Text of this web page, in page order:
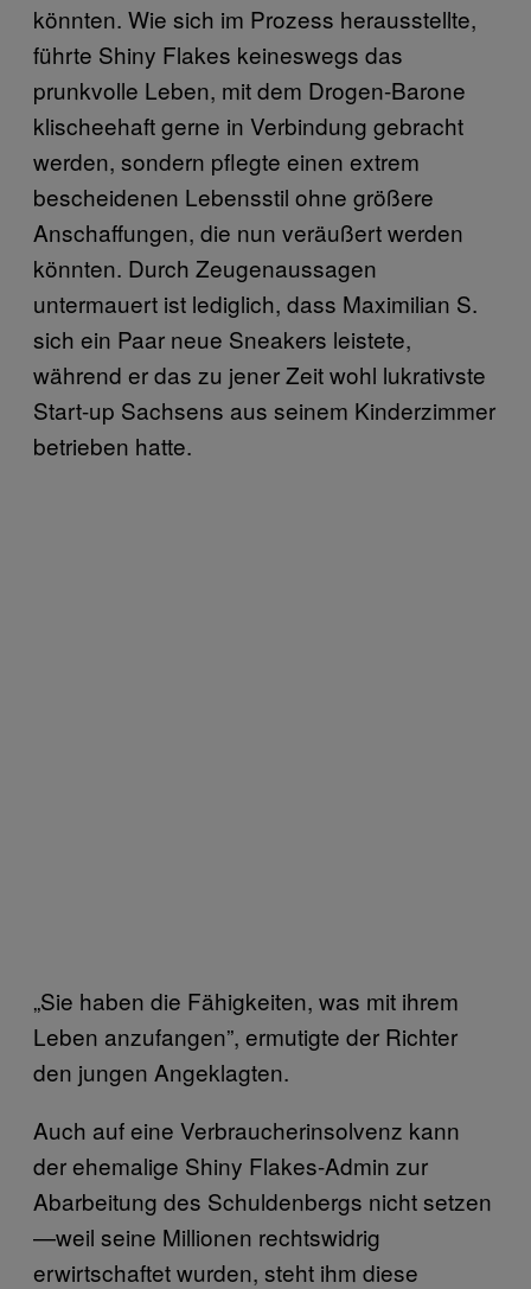
könnten. Wie sich im Prozess herausstellte,
führte Shiny Flakes keineswegs das
prunkvolle Leben, mit dem Drogen-Barone
klischeehaft gerne in Verbindung gebracht
werden, sondern pflegte einen extrem
bescheidenen Lebensstil ohne größere
Anschaffungen, die nun veräußert werden
könnten. Durch Zeugenaussagen
untermauert ist lediglich, dass Maximilian S.
sich ein Paar neue Sneakers leistete,
während er das zu jener Zeit wohl lukrativste
Start-up Sachsens aus seinem Kinderzimmer
betrieben hatte.
„Sie haben die Fähigkeiten, was mit ihrem
Leben anzufangen”, ermutigte der Richter
den jungen Angeklagten.
Auch auf eine Verbraucherinsolvenz kann
der ehemalige Shiny Flakes-Admin zur
Abarbeitung des Schuldenbergs nicht setzen
—weil seine Millionen rechtswidrig
erwirtschaftet wurden, steht ihm diese